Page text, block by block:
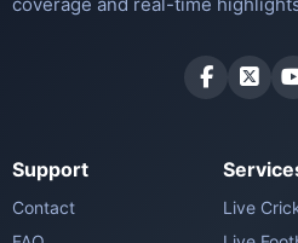
Support
Contact
Live